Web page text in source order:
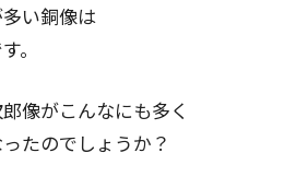
い銅像は
。
像がこんなにも多く
たのでしょうか？